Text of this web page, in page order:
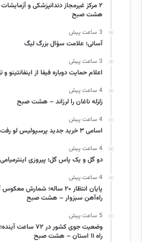
۲ مرکز غیرمجاز دندانپزشکی و
هشت صبح
3 ساعت پیش
آسانی؛ علامت سؤال بزرگ لیگ
3 ساعت پیش
اعلام حمایت دوباره فیفا از
4 ساعت پیش
زلزله ناغان را لرزاند – هشت صبح
4 ساعت پیش
اسامی ۳ خرید جدید پرسپولیس لو رفت؛ امضا تا چند روز دیگر
4 ساعت پیش
دو گل و یک پاس گل؛ پیروزی
4 ساعت پیش
پایان انتظار ۲۰ ساله؛
راه‌آهن سبزوار – هشت صبح
5 ساعت پیش
وضعیت جوی کشور در
راه ۱۱ استان – هشت صبح